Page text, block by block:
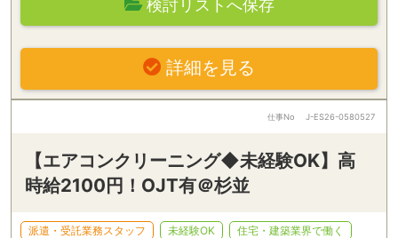
検討リストへ保存
詳細を見る
仕事No J-ES26-0580527
【エアコンクリーニング◆未経験OK】高
時給2100円！OJT有＠杉並
派遣・受託業務スタッフ 未経験OK
住宅・建築業界で働く